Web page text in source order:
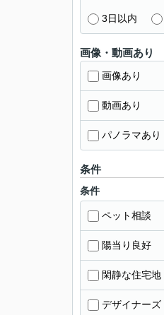
3日以内
画像・動画あり
画像あり
動画あり
パノラマあり
条件
条件
ペット相談
陽当り良好
閑静な住宅地
デザイナーズ